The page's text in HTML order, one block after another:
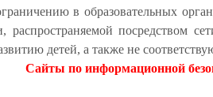
в образовательных
распространяемой посредством
детей, а также не
Сайты по информационной